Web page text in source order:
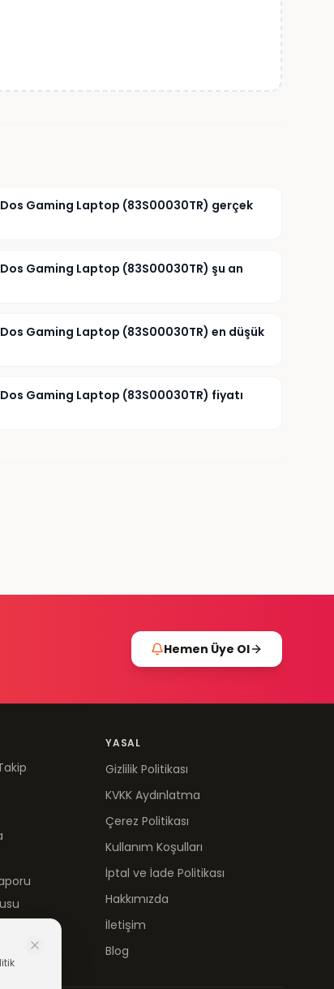
Gaming Laptop (83S00030TR) gerçek
Gaming Laptop (83S00030TR) şu an
Gaming Laptop (83S00030TR) en düşük
Gaming Laptop (83S00030TR) fiyatı
Hemen Üye Ol
YASAL
Gizlilik Politikası
KVKK Aydınlatma
Çerez Politikası
Kullanım Koşulları
İptal ve İade Politikası
Hakkımızda
İletişim
Blog